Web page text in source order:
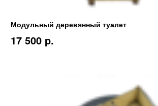
Модульный деревянный туалет
17 500 p.